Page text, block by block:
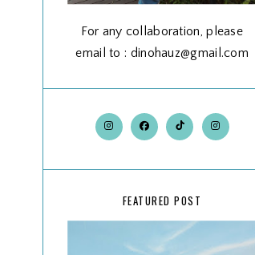
For any collaboration, please
email to : dinohauz@gmail.com
FEATURED POST